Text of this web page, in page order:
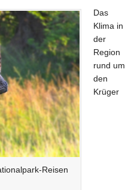
Reisen
Das
Klima in
der
Region
rund um
den
Krüger